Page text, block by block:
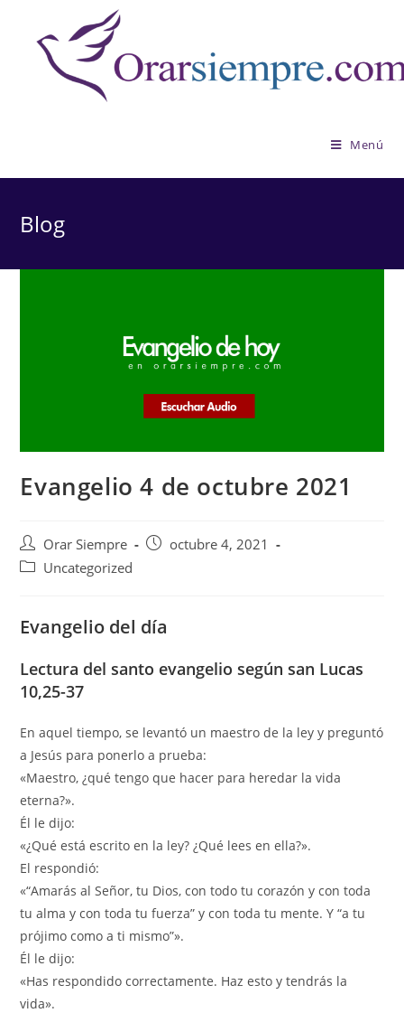
contenido
Menú
Blog
Evangelio 4 de octubre 2021
Autor
de
Orar Siempre
Publicación
octubre 4, 2021
Categoría
entrada:
Uncategorized
Evangelio del día
Lectura del santo evangelio según san Lucas
10,25-37
En aquel tiempo, se levantó un maestro de la ley y preguntó
a Jesús para ponerlo a prueba:
«Maestro, ¿qué tengo que hacer para heredar la vida
eterna?».
Él le dijo:
«¿Qué está escrito en la ley? ¿Qué lees en ella?».
El respondió:
«“Amarás al Señor, tu Dios, con todo tu corazón y con toda
tu alma y con toda tu fuerza” y con toda tu mente. Y “a tu
prójimo como a ti mismo”».
Él le dijo:
«Has respondido correctamente. Haz esto y tendrás la
vida».